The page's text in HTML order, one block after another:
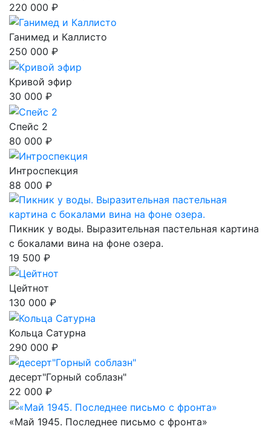
220 000 ₽
Ганимед и Каллисто
250 000 ₽
Кривой эфир
30 000 ₽
Спейс 2
80 000 ₽
Интроспекция
88 000 ₽
Пикник у воды. Выразительная пастельная картина
с бокалами вина на фоне озера.
19 500 ₽
Цейтнот
130 000 ₽
Кольца Сатурна
290 000 ₽
десерт"Горный соблазн"
22 000 ₽
«Май 1945. Последнее письмо с фронта»